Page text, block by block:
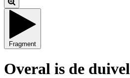
Fragment
Overal is de duivel